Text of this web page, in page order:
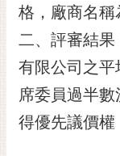
格，廠商名稱
二、評審結
有限公司之平
席委員過半
得優先議價權